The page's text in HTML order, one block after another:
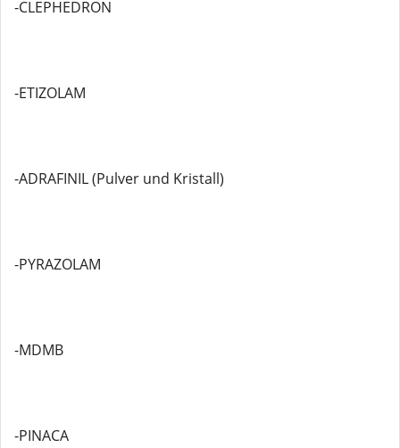
-CLEPHEDRON
-ETIZOLAM
-ADRAFINIL (Pulver und Kristall)
-PYRAZOLAM
-MDMB
-PINACA